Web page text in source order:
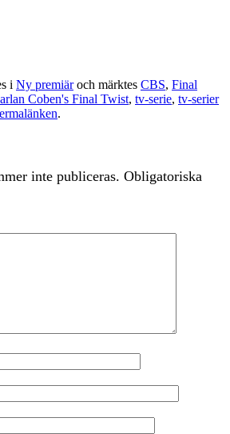
i Ny premiäroch märktes CBS, Final
Coben's Final Twist, tv-serie, tv-serier
.
inte publiceras. Obligatoriska